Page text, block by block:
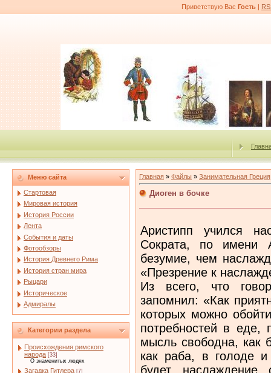
Приветствую Вас Гость |
Меню сайта
Стартовая
Мировая история
История России
Лента
События и даты
Фотообзоры
История Древнего Рима
История стран мира
Рыцари
Историческое
Адмиралы
Категории раздела
Происхождения римского
народа [33]
О знаменитых людях
Загадка Гитлера [7]
Главная » Файлы » Занимательная Греция
Диоген в бочке
Аристипп учился
Сократа, по имени
безумие, чем
«Презрение к
Из всего, что
запомнил: «Как
которых можно
потребностей в
мысль свободна, как
как раба, в голоде
будет наслаждение